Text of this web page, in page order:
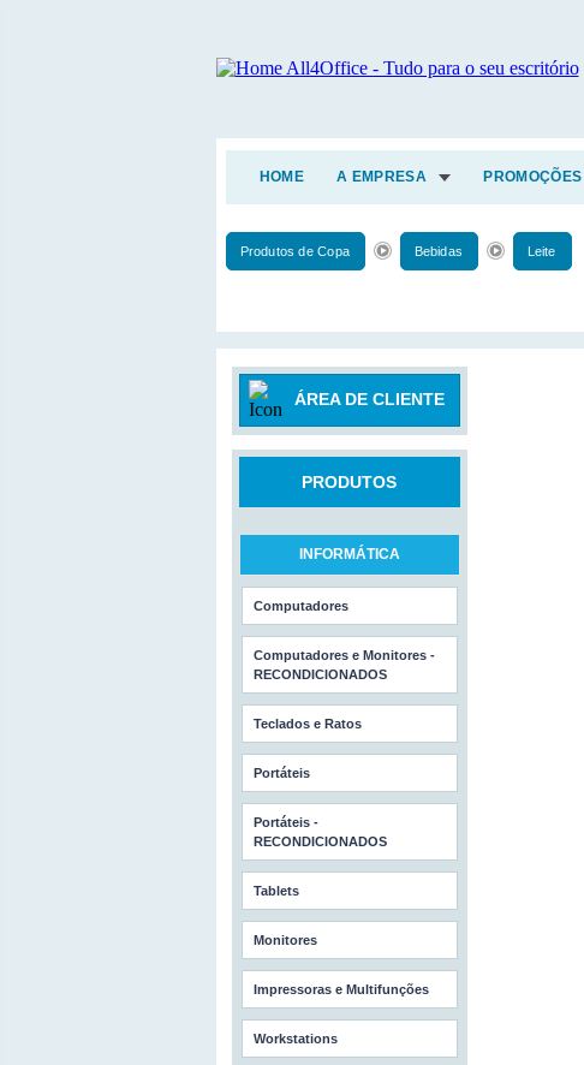
HOME A EMPRESA PROMOÇÕES
Produtos de Copa Bebidas Leite
ÁREA DE CLIENTE
PRODUTOS
INFORMÁTICA
Computadores
Computadores e Monitores -
RECONDICIONADOS
Teclados e Ratos
Portáteis
Portáteis -
RECONDICIONADOS
Tablets
Monitores
Impressoras e Multifunções
Workstations